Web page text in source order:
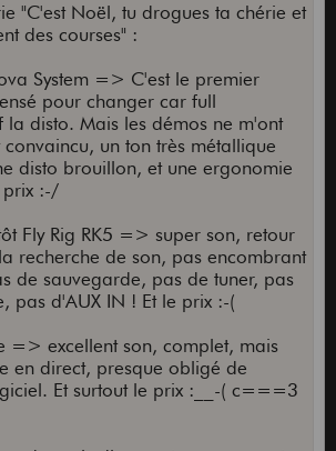
"C'est Noël, tu drogues ta chérie et
des courses" :
System => C'est le premier
pour changer car full
la disto. Mais les démos ne m'ont
un ton très métallique
disto brouillon, et une ergonomie
prix :-/
Fly Rig RK5 => super son, retour
recherche de son, pas encombrant
de sauvegarde, pas de tuner, pas
pas d'AUX IN ! Et le prix :-(
=> excellent son, complet, mais
en direct, presque obligé de
Et surtout le prix :__-( c===3